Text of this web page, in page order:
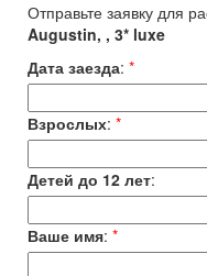
Отправьте заявку для
Augustin, , 3* luxe
Дата заезда: *
Взрослых: *
Детей до 12 лет:
Ваше имя: *